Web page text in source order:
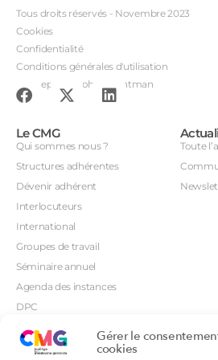
Gérer le
cookies
Tous droits réservés - Novembre 2023
Cookies
Confidentialité
Conditions générales d'utilisation
Conception : John Brightman
Le CMG
Qui sommes nous ?
Structures adhérentes
Dévenir adhérent
Interlocuteurs
International
Groupes de travail
Séminaire annuel
Agenda des instances
DPC
Orientations prioritaires
Toute